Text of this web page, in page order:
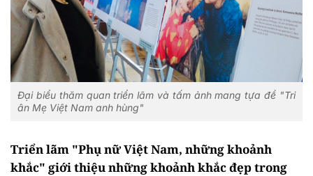
Đại biểu thăm quan triển lãm và tấm ảnh mang tựa đề "Tri
ân Mẹ Việt Nam anh hùng"
Triển lãm "Phụ nữ Việt Nam, những khoảnh
khắc" giới thiệu những khoảnh khắc đẹp trong